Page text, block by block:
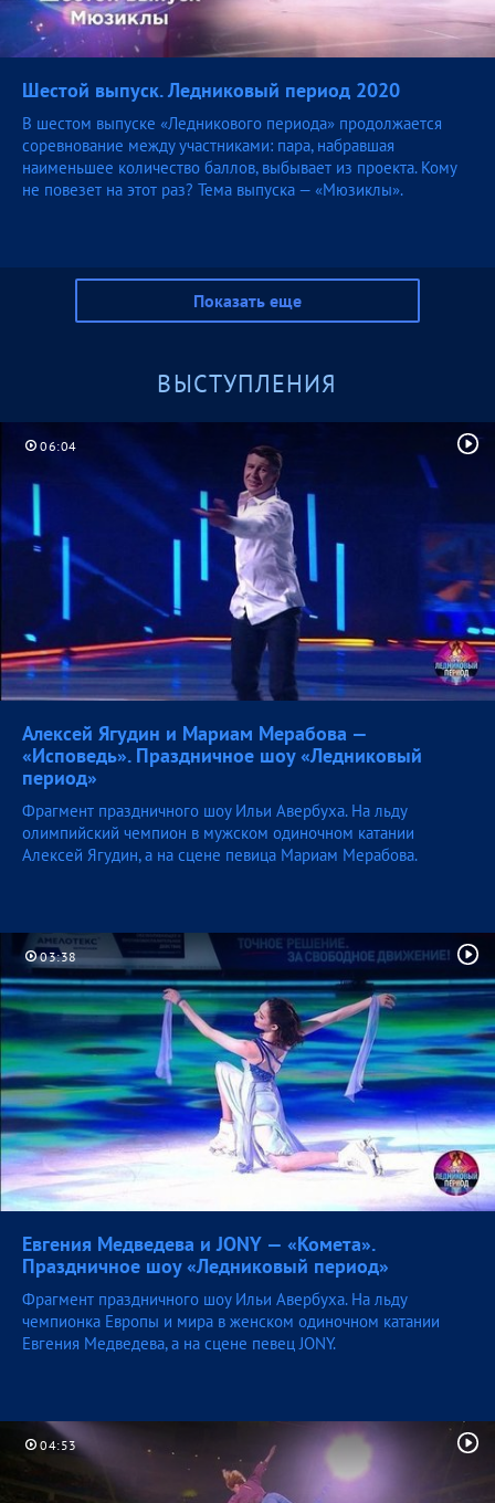
Шестой выпуск. Ледниковый период 2020
В шестом выпуске «Ледникового периода» продолжается
соревнование между участниками: пара, набравшая
наименьшее количество баллов, выбывает из проекта. Кому
не повезет на этот раз? Тема выпуска — «Мюзиклы».
Показать еще
ВЫСТУПЛЕНИЯ
06:04
Алексей Ягудин и Мариам Мерабова —
«Исповедь». Праздничное шоу «Ледниковый
период»
Фрагмент праздничного шоу Ильи Авербуха. На льду
олимпийский чемпион в мужском одиночном катании
Алексей Ягудин, а на сцене певица Мариам Мерабова.
03:38
Евгения Медведева и JONY — «Комета».
Праздничное шоу «Ледниковый период»
Фрагмент праздничного шоу Ильи Авербуха. На льду
чемпионка Европы и мира в женском одиночном катании
Евгения Медведева, а на сцене певец JONY.
04:53